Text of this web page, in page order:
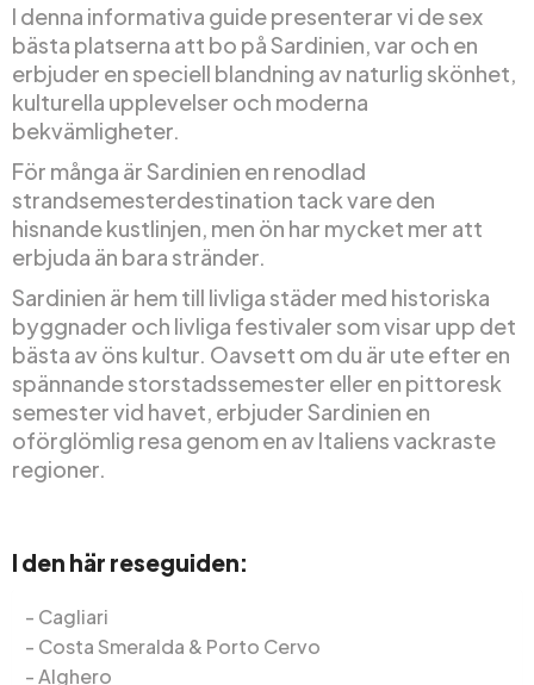
I denna informativa guide presenterar vi de sex
bästa platserna att bo på Sardinien, var och en
erbjuder en speciell blandning av naturlig skönhet,
kulturella upplevelser och moderna
bekvämligheter.
För många är Sardinien en renodlad
strandsemesterdestination tack vare den
hisnande kustlinjen, men ön har mycket mer att
erbjuda än bara stränder.
Sardinien är hem till livliga städer med historiska
byggnader och livliga festivaler som visar upp det
bästa av öns kultur. Oavsett om du är ute efter en
spännande storstadssemester eller en pittoresk
semester vid havet, erbjuder Sardinien en
oförglömlig resa genom en av Italiens vackraste
regioner.
I den här reseguiden:
Cagliari
Costa Smeralda & Porto Cervo
Alghero